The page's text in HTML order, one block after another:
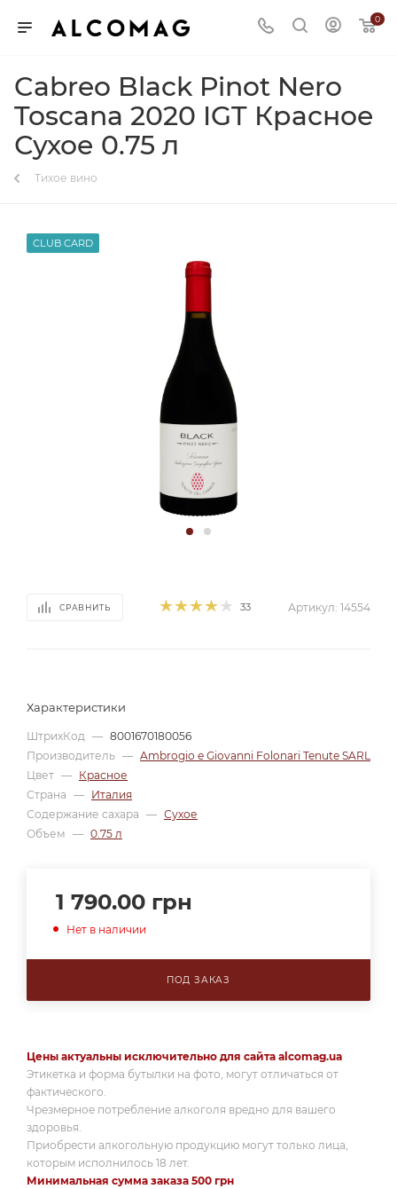
0
Cabreo Black Pinot Nero
Toscana 2020 IGT Красное
Сухое 0.75 л
Тихое вино
CLUB CARD
СРАВНИТЬ 33 Артикул: 14554
Характеристики
ШтрихКод — 8001670180056
Производитель — Ambrogio e Giovanni Folonari Tenute SARL
Цвет — Красное
Страна — Италия
Содержание сахара — Сухое
Объем — 0.75 л
1 790.00 грн
Нет в наличии
ПОД ЗАКАЗ
Цены актуальны исключительно для сайта alcomag.ua
Этикетка и форма бутылки на фото, могут отличаться от
фактического.
Чрезмерное потребление алкоголя вредно для вашего
здоровья.
Приобрести алкогольную продукцию могут только лица,
которым исполнилось 18 лет.
Минимальная сумма заказа 500 грн